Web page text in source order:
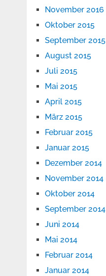
November 2016
Oktober 2015
September 2015
August 2015
Juli 2015
Mai 2015
April 2015
März 2015
Februar 2015
Januar 2015
Dezember 2014
November 2014
Oktober 2014
September 2014
Juni 2014
Mai 2014
Februar 2014
Januar 2014